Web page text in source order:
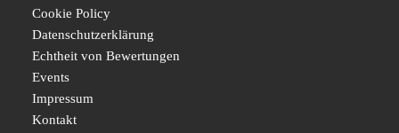
Cookie Policy
Datenschutzerklärung
Echtheit von Bewertungen
Events
Impressum
Kontakt